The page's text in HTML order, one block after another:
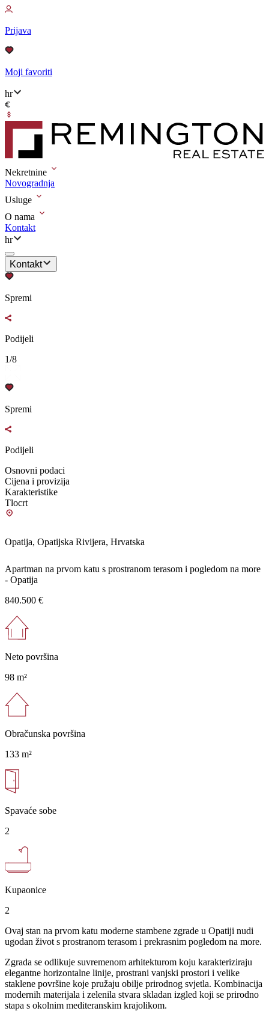
Prijava
Moji favoriti
hr
Nekretnine
Novogradnja
Usluge
O nama
Kontakt
hr
Kontakt
Spremi
Podijeli
1/8
Spremi
Podijeli
Osnovni podaci
Cijena i provizija
Karakteristike
Tlocrt
Opatija, Opatijska Rivijera, Hrvatska
Apartman na prvom katu s prostranom terasom i pogledom na more
- Opatija
840.500 €
Neto površina
98 m²
Obračunska površina
133 m²
Spavaće sobe
2
Kupaonice
2
Ovaj stan na prvom katu moderne stambene zgrade u Opatiji nudi
ugodan život s prostranom terasom i prekrasnim pogledom na more.
Zgrada se odlikuje suvremenom arhitekturom koju karakteriziraju
elegantne horizontalne linije, prostrani vanjski prostori i velike
staklene površine koje pružaju obilje prirodnog svjetla. Kombinacija
modernih materijala i zelenila stvara skladan izgled koji se prirodno
stapa s okolnim mediteranskim krajolikom.